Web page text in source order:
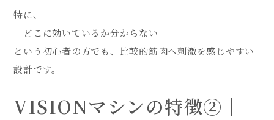
特に、
「どこに効いているか分からない」
という初心者の方でも、比較的筋肉へ刺激を感じやすい
設計です。
VISIONマシンの特徴②｜